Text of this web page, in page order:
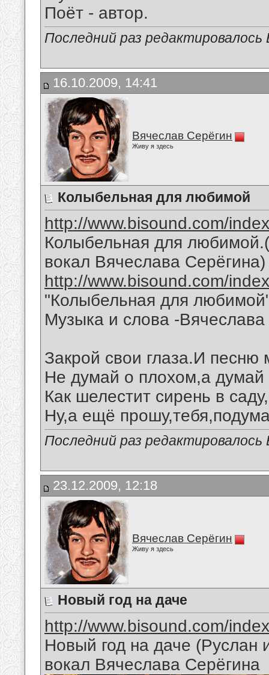
Поёт - автор.
Последний раз
16.10.2009, 14:41
Вячеслав Серёгин
Живу я здесь
Колыбельная для любимой
http://www.bisound.com/
Колыбельная для
вокал Вячеслава Серёгина)
http://www.bisound.com/
"Колыбельная для
Музыка и слова -
Закрой свои глаза.И
Не думай о плохом,а думай
Как шелестит сирень в
Ну,а ещё
Последний раз
23.12.2009, 12:18
Вячеслав Серёгин
Живу я здесь
Новый год на даче
http://www.bisound.com/
Новый год на даче
вокал Вячеслава Серёгина